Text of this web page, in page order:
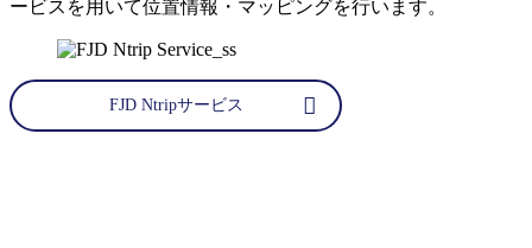
ービスを用いて位置情報・マッピングを行います。
FJD Ntripサービス